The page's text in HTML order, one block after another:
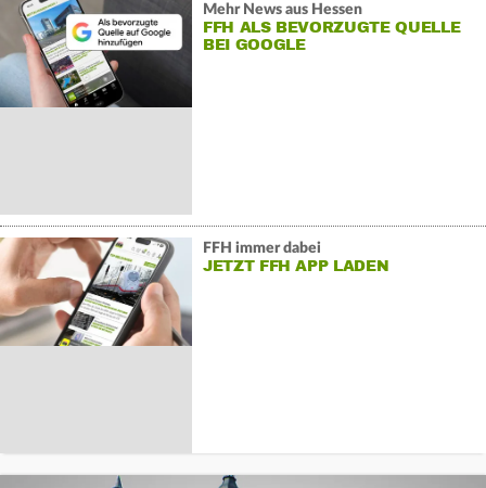
Mehr News aus Hessen
FFH ALS BEVORZUGTE QUELLE
BEI GOOGLE
FFH immer dabei
JETZT FFH APP LADEN